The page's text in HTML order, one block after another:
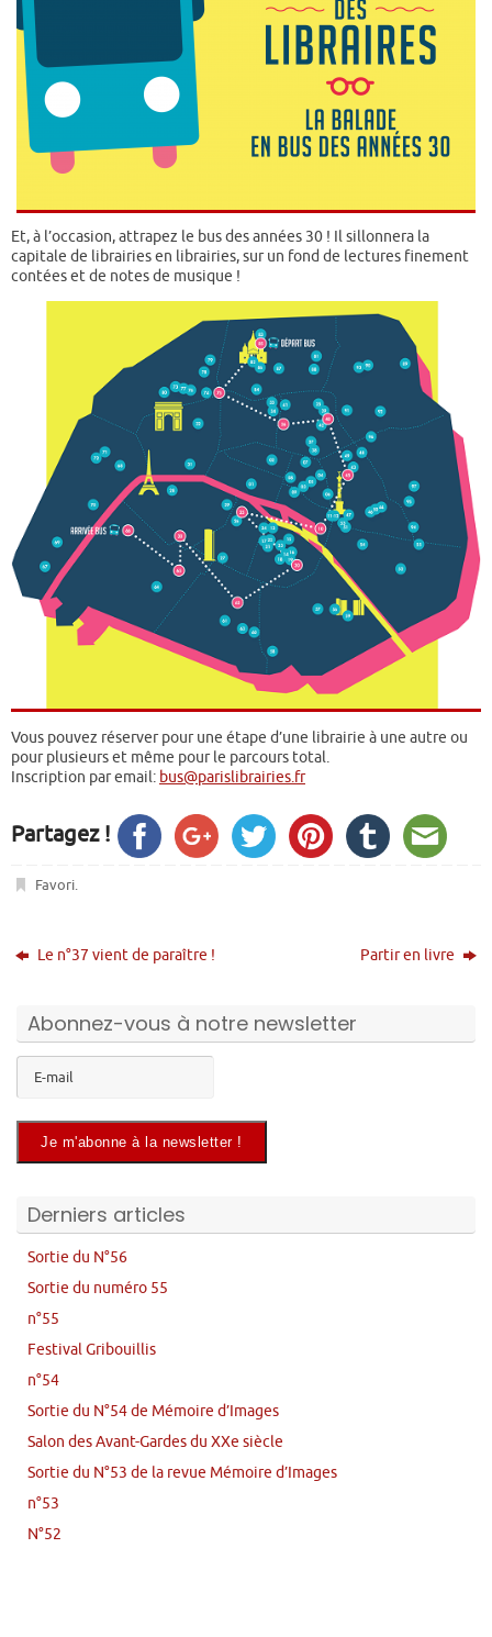
Et, à l’occasion, attrapez le bus des années 30 ! Il sillonnera la
capitale de librairies en librairies, sur un fond de lectures finement
contées et de notes de musique !
Vous pouvez réserver pour une étape d’une librairie à une autre ou
pour plusieurs et même pour le parcours total.
Inscription par email: bus@parislibrairies.fr
Partagez !
Favori.
Le n°37 vient de paraître ! Partir en livre
Abonnez-vous à notre newsletter
Derniers articles
Sortie du N°56
Sortie du numéro 55
n°55
Festival Gribouillis
n°54
Sortie du N°54 de Mémoire d’Images
Salon des Avant-Gardes du XXe siècle
Sortie du N°53 de la revue Mémoire d’Images
n°53
N°52